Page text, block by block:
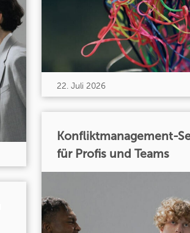
22. Juli 2026
Konfliktmanagement-
für Profis und Teams